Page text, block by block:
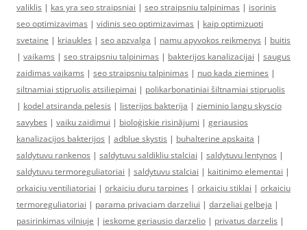
valiklis | kas yra seo straipsniai | seo straipsniu talpinimas | isorinis
seo optimizavimas | vidinis seo optimizavimas | kaip optimizuoti
svetaine | kriaukles | seo apzvalga | namu apyvokos reikmenys | buitis
| vaikams | seo straipsniu talpinimas | bakterijos kanalizacijai | saugus
zaidimas vaikams | seo straipsniu talpinimas | nuo kada ziemines |
siltnamiai stipruolis atsiliepimai | polikarbonatiniai šiltnamiai stipruolis
| kodel atsiranda pelesis | listerijos bakterija | zieminio langu skyscio
savybes | vaiku zaidimui | bioloģiskie risinājumi | geriausios
kanalizacijos bakterijos | adblue skystis | buhalterine apskaita |
saldytuvu rankenos | saldytuvu saldikliu stalciai | saldytuvu lentynos |
saldytuvu termoreguliatoriai | saldytuvu stalciai | kaitinimo elementai |
orkaiciu ventiliatoriai | orkaiciu duru tarpines | orkaiciu stiklai | orkaiciu
termoreguliatoriai | parama privaciam darzeliui | darzeliai gelbeja |
pasirinkimas vilniuje | ieskome geriausio darzelio | privatus darzelis |